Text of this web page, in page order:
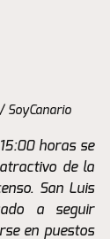
SoyCanario
horas se
de la
San Luis
a seguir
en puestos